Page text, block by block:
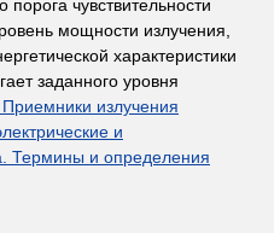
порога чувствительности
мощности излучения,
характеристики
заданного уровня
излучения
и
Термины и определения